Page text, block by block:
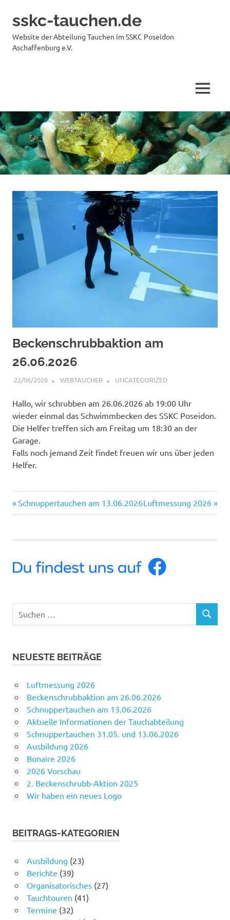
Zum
Inhalt
springen
sskc-tauchen.de
Website der Abteilung Tauchen im SSKC Poseidon
Aschaffenburg e.V.
MENÜ
Beckenschrubbaktion am
26.06.2026
22/06/2026 WEBTAUCHER UNCATEGORIZED
Hallo, wir schrubben am 26.06.2026 ab 19:00 Uhr
wieder einmal das Schwimmbecken des SSKC Poseidon.
Die Helfer treffen sich am Freitag um 18:30 an der
Garage.
Falls noch jemand Zeit findet freuen wir uns über jeden
Helfer.
Beitragsnavigation
Vorheriger
Beitrag:
Schnuppertauchen am 13.06.2026Nächster
Beitrag:
Luftmessung 2026
Suchen
SUCHEN
NEUESTE BEITRÄGE
Luftmessung 2026
Beckenschrubbaktion am 26.06.2026
Schnuppertauchen am 13.06.2026
Aktuelle Informationen der Tauchabteilung
Schnuppertauchen 31.05. und 13.06.2026
Ausbildung 2026
Bonaire 2026
2026 Vorschau
2. Beckenschrubb-Aktion 2025
Wir haben ein neues Logo
BEITRAGS-KATEGORIEN
Ausbildung (23)
Berichte (39)
Organisatorisches(27)
Tauchtouren (41)
Termine (32)